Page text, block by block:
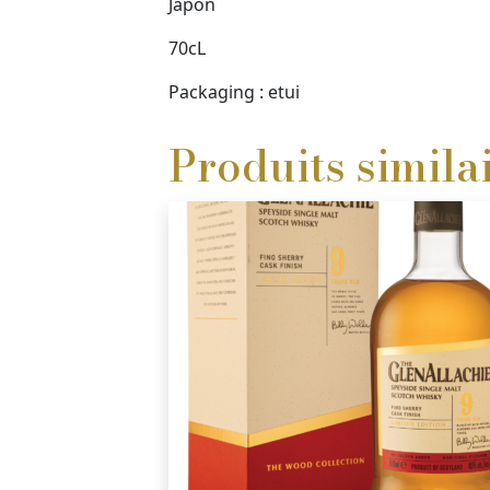
70cL
Packaging : etui
Produits